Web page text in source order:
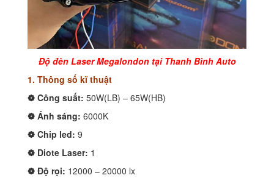
Độ đèn Laser Megalondon tại Thanh Bình Auto
1. Thông số kĩ thuật
❁ Công suất: 50W(LB) – 65W(HB)
❁ Ánh sáng: 6000K
❁ Chip led: 9
❁ Diote Laser: 1
❁ Độ rọi: 12000 – 20000 lx